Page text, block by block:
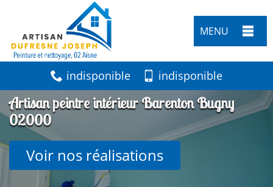
MENU
indisponible indisponible
Artisan peintre intérieur Barenton Bugny
02000
Voir nos réalisations